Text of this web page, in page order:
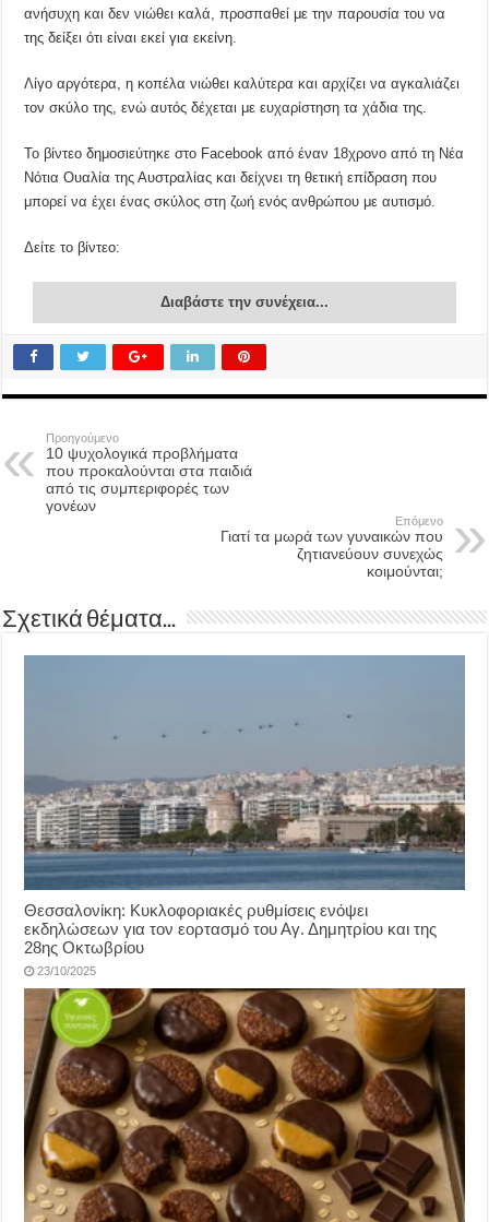
ανήσυχη και δεν νιώθει καλά, προσπαθεί με την παρουσία του να
της δείξει ότι είναι εκεί για εκείνη.
Λίγο αργότερα, η κοπέλα νιώθει καλύτερα και αρχίζει να αγκαλιάζει
τον σκύλο της, ενώ αυτός δέχεται με ευχαρίστηση τα χάδια της.
Το βίντεο δημοσιεύτηκε στο Facebook από έναν 18χρονο από τη Νέα
Νότια Ουαλία της Αυστραλίας και δείχνει τη θετική επίδραση που
μπορεί να έχει ένας σκύλος στη ζωή ενός ανθρώπου με αυτισμό.
Δείτε το βίντεο:
Διαβάστε την συνέχεια...
Προηγούμενο
10 ψυχολογικά προβλήματα
που προκαλούνται στα παιδιά
από τις συμπεριφορές των
γονέων
Επόμενο
Γιατί τα μωρά των γυναικών που
ζητιανεύουν συνεχώς
κοιμούνται;
Σχετικά θέματα...
Θεσσαλονίκη: Κυκλοφοριακές ρυθμίσεις ενόψει
εκδηλώσεων για τον εορτασμό του Αγ. Δημητρίου και της
28ης Οκτωβρίου
23/10/2025